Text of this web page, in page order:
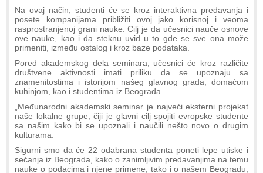
Na ovaj način, studenti će se kroz interaktivna predavanja i
posete kompanijama približiti ovoj jako korisnoj i veoma
rasprostranjenoj grani nauke. Cilj je da učesnici nauče osnove
ove nauke, kao i da steknu uvid u to gde se sve ona može
primeniti, između ostalog i kroz baze podataka.
Pored akademskog dela seminara, učesnici će kroz različite
društvene aktivnosti imati priliku da se upoznaju sa
znamenitostima i istorijom našeg glavnog grada, domaćom
kuhinjom, kao i studentima iz Beograda.
„Međunarodni akademski seminar je najveći eksterni projekat
naše lokalne grupe, čiji je glavni cilj spojiti evropske studente
sa našim kako bi se upoznali i naučili nešto novo o drugim
kulturama.
Sigurni smo da će 22 odabrana studenta poneti lepe utiske i
sećanja iz Beograda, kako o zanimljivim predavanjima na temu
nauke o podacima i njene primene, tako i o našem Beogradu,